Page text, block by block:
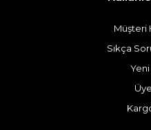
Müşteri
Sıkça